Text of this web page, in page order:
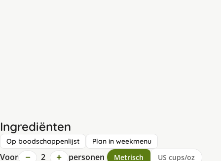
Ingrediënten
Op boodschappenlijst Plan in weekmenu
Voor − 2 + personen Metrisch US cups/oz